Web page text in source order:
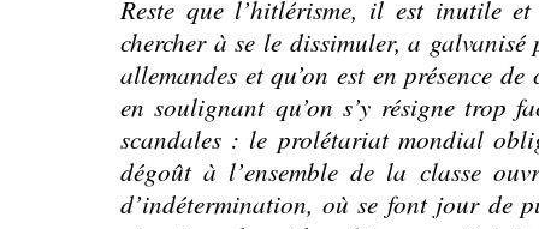
Reste que l’hitlérisme, il est inutile
chercher à se le dissimuler, a galvanisé
allemandes et qu’on est en présence
en soulignant qu’on s’y résigne trop
scandales : le prolétariat mondial
dégoût à l’ensemble de la classe
d’indétermination, où se font jour de